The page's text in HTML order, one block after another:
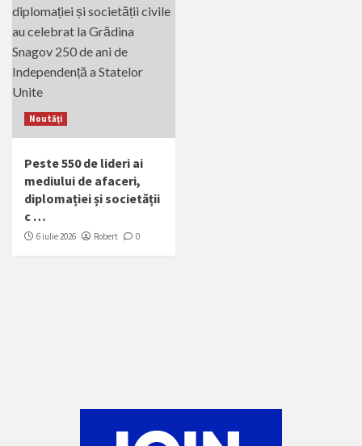
Noutăți
Peste 550 de lideri ai
mediului de afaceri,
diplomației și societății
c …
6 iulie 2026 Robert 0